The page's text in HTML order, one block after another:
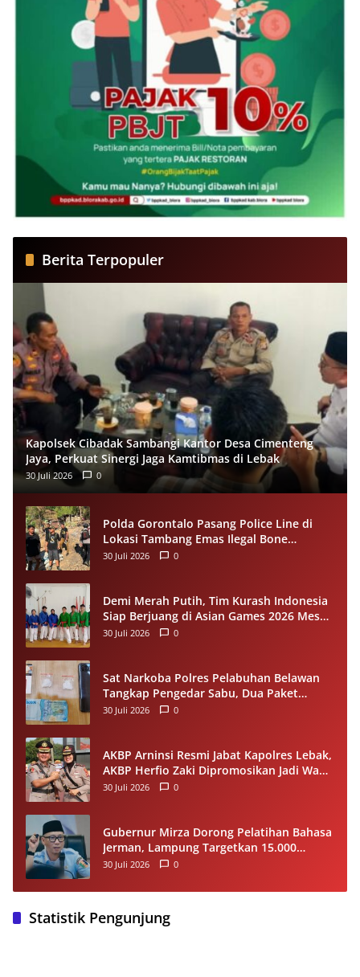
Berita Terpopuler
Kapolsek Cibadak Sambangi Kantor Desa Cimenteng
Jaya, Perkuat Sinergi Jaga Kamtibmas di Lebak
30 Juli 2026 0
Polda Gorontalo Pasang Police Line di
Lokasi Tambang Emas Ilegal Bone
Bolango, Sejumlah Barang Bukti
30 Juli 2026 0
Demi Merah Putih, Tim Kurash Indonesia
Siap Berjuang di Asian Games 2026 Meski
Dihantui Ketidakpastian
30 Juli 2026 0
Sat Narkoba Polres Pelabuhan Belawan
Tangkap Pengedar Sabu, Dua Paket
Narkotika Disita dari Tersangka
30 Juli 2026 0
AKBP Arninsi Resmi Jabat Kapolres Lebak,
AKBP Herfio Zaki Dipromosikan Jadi Wadir
Reskrimsus Polda Banten
30 Juli 2026 0
Gubernur Mirza Dorong Pelatihan Bahasa
Jerman, Lampung Targetkan 15.000
Pekerja Terampil ke Luar Negeri per
30 Juli 2026 0
Statistik Pengunjung